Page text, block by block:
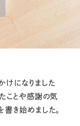
けになりました
ことや感謝の気
書き始めました。